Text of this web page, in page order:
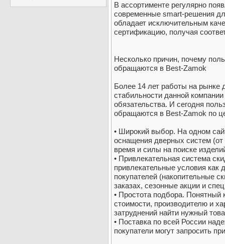
В ассортименте регулярно
современные smart-решения
обладает исключительным
сертификацию, получая
Несколько причин, почему
обращаются в Best-Zamok
Более 14 лет работы на рынке
стабильности данной
обязательства. И сегодня
обращаются в Best-Zamok по
• Широкий выбор. На одном
оснащения дверных систем (от
время и силы на поиске
• Привлекательная система
привлекательные условия как
покупателей (накопительные
заказах, сезонные акции и
• Простота подбора. Понятный
стоимости, производителю и
затруднений найти нужный
• Поставка по всей России
покупатели могут запросить